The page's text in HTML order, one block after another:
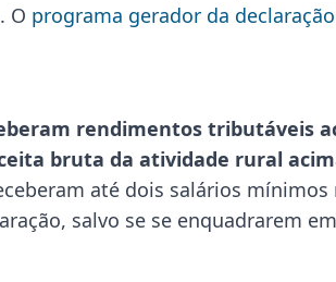
O programa gerador da declaração
rendimentos tributáveis
bruta da atividade rural
até dois salários
salvo se se enquadrarem